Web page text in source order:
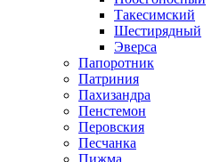
Такесимский
Шестирядный
Эверса
Папоротник
Патриния
Пахизандра
Пенстемон
Перовския
Песчанка
Пижма